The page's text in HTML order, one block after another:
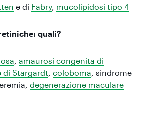
e di Fabry, mucolipidosi tipo 4
quali?
amaurosi congenita di
di Stargardt coloboma , sindrome
degenerazione maculare